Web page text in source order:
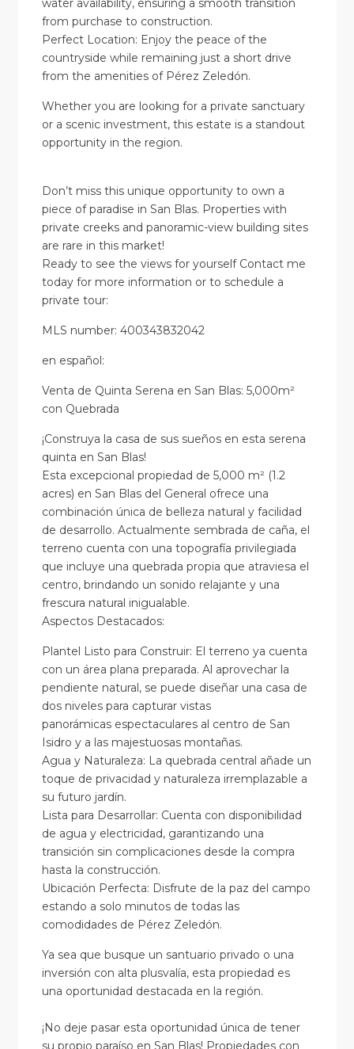
water availability, ensuring a smooth transition
from purchase to construction.
Perfect Location: Enjoy the peace of the
countryside while remaining just a short drive
from the amenities of Pérez Zeledón.
Whether you are looking for a private sanctuary
or a scenic investment, this estate is a standout
opportunity in the region.
Don’t miss this unique opportunity to own a
piece of paradise in San Blas. Properties with
private creeks and panoramic-view building sites
are rare in this market!
Ready to see the views for yourself Contact me
today for more information or to schedule a
private tour:
MLS number: 400343832042
en español:
Venta de Quinta Serena en San Blas: 5,000m²
con Quebrada
¡Construya la casa de sus sueños en esta serena
quinta en San Blas!
Esta excepcional propiedad de 5,000 m² (1.2
acres) en San Blas del General ofrece una
combinación única de belleza natural y facilidad
de desarrollo. Actualmente sembrada de caña, el
terreno cuenta con una topografía privilegiada
que incluye una quebrada propia que atraviesa el
centro, brindando un sonido relajante y una
frescura natural inigualable.
Aspectos Destacados:
Plantel Listo para Construir: El terreno ya cuenta
con un área plana preparada. Al aprovechar la
pendiente natural, se puede diseñar una casa de
dos niveles para capturar vistas
panorámicas espectaculares al centro de San
Isidro y a las majestuosas montañas.
Agua y Naturaleza: La quebrada central añade un
toque de privacidad y naturaleza irremplazable a
su futuro jardín.
Lista para Desarrollar: Cuenta con disponibilidad
de agua y electricidad, garantizando una
transición sin complicaciones desde la compra
hasta la construcción.
Ubicación Perfecta: Disfrute de la paz del campo
estando a solo minutos de todas las
comodidades de Pérez Zeledón.
Ya sea que busque un santuario privado o una
inversión con alta plusvalía, esta propiedad es
una oportunidad destacada en la región.
¡No deje pasar esta oportunidad única de tener
su propio paraíso en San Blas! Propiedades con